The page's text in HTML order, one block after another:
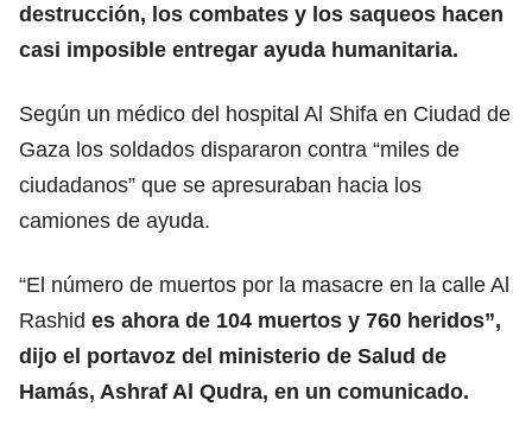
destrucción, los combates y los saqueos hacen
casi imposible entregar ayuda humanitaria.
Según un médico del hospital Al Shifa en Ciudad de
Gaza los soldados dispararon contra “miles de
ciudadanos” que se apresuraban hacia los
camiones de ayuda.
“El número de muertos por la masacre en la calle Al
Rashid es ahora de 104 muertos y 760 heridos”,
dijo el portavoz del ministerio de Salud de
Hamás, Ashraf Al Qudra, en un comunicado.